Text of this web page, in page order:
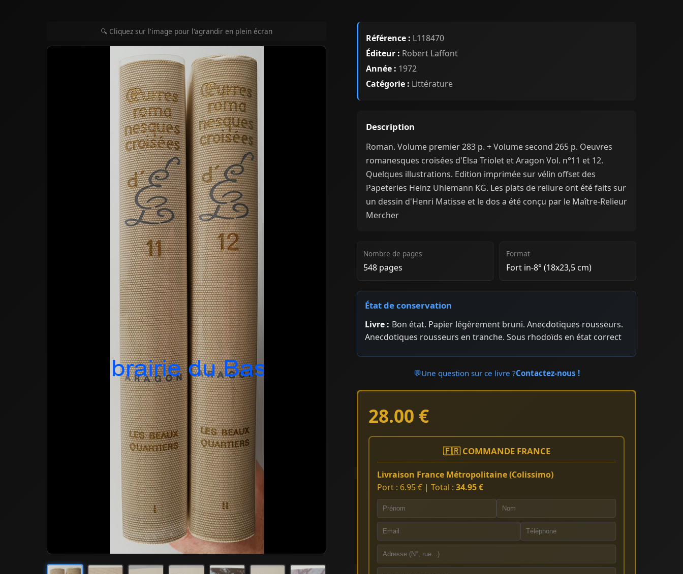
🔍 Cliquez sur l'image pour l'agrandir en plein écran
Référence : L118470
Éditeur : Robert Laffont
Année : 1972
Catégorie : Littérature
Description
Roman. Volume premier 283 p. + Volume second 265 p. Oeuvres
romanesques croisées d'Elsa Triolet et Aragon Vol. n°11 et 12.
Quelques illustrations. Edition imprimée sur vélin offset des
Papeteries Heinz Uhlemann KG. Les plats de reliure ont été faits sur
un dessin d'Henri Matisse et le dos a été conçu par le Maître-Relieur
Mercher
Nombre de pages
548 pages
Format
Fort in-8° (18x23,5 cm)
État de conservation
Livre : Bon état. Papier légèrement bruni. Anecdotiques rousseurs.
Anecdotiques rousseurs en tranche. Sous rhodoïds en état correct
💬Une question sur ce livre ?Contactez-nous !
28.00 €
🇫🇷 COMMANDE FRANCE
Livraison France Métropolitaine (Colissimo)
Port : 6.95 € | Total : 34.95 €